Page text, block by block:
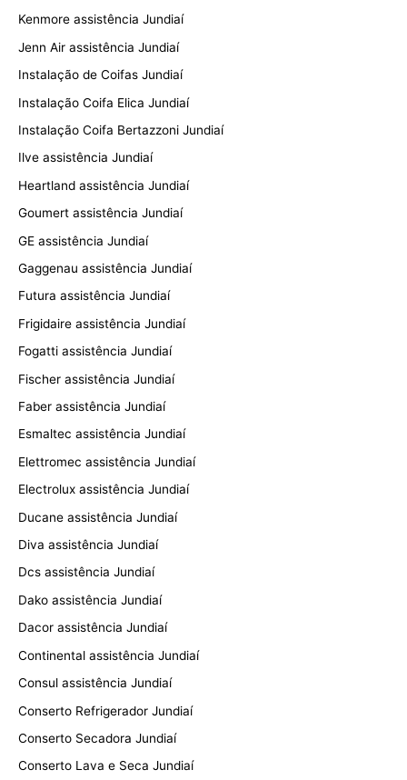
Kenmore assistência Jundiaí
Jenn Air assistência Jundiaí
Instalação de Coifas Jundiaí
Instalação Coifa Elica Jundiaí
Instalação Coifa Bertazzoni Jundiaí
Ilve assistência Jundiaí
Heartland assistência Jundiaí
Goumert assistência Jundiaí
GE assistência Jundiaí
Gaggenau assistência Jundiaí
Futura assistência Jundiaí
Frigidaire assistência Jundiaí
Fogatti assistência Jundiaí
Fischer assistência Jundiaí
Faber assistência Jundiaí
Esmaltec assistência Jundiaí
Elettromec assistência Jundiaí
Electrolux assistência Jundiaí
Ducane assistência Jundiaí
Diva assistência Jundiaí
Dcs assistência Jundiaí
Dako assistência Jundiaí
Dacor assistência Jundiaí
Continental assistência Jundiaí
Consul assistência Jundiaí
Conserto Refrigerador Jundiaí
Conserto Secadora Jundiaí
Conserto Lava e Seca Jundiaí